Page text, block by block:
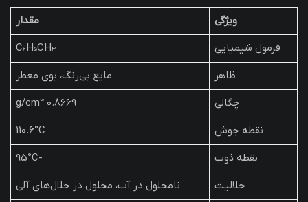
ویژگی
مقدار
فرمول شیمیایی
C₆H₅CH₃
ظاهر
مایع بی‌رنگ، بوی معطر
چگالی
0.8669 g/cm³
نقطه جوش
110.6°C
نقطه ذوب
-95°C
حلالیت
نامحلول در آب، محلول در حلال‌های آلی